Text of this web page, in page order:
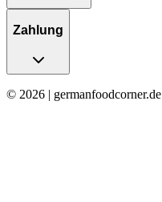
Zahlung
© 2026 |